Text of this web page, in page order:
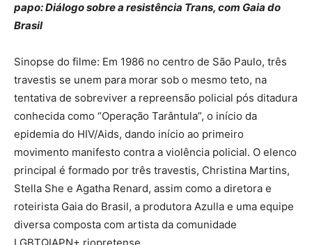
papo: Diálogo sobre a resistência Trans, com Gaia do
Brasil
Sinopse do filme: Em 1986 no centro de São Paulo, três
travestis se unem para morar sob o mesmo teto, na
tentativa de sobreviver a repreensão policial pós ditadura
conhecida como “Operação Tarântula”, o início da
epidemia do HIV/Aids, dando início ao primeiro
movimento manifesto contra a violência policial. O elenco
principal é formado por três travestis, Christina Martins,
Stella She e Agatha Renard, assim como a diretora e
roteirista Gaia do Brasil, a produtora Azulla e uma equipe
diversa composta com artista da comunidade